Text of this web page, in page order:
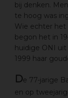
bij denken.
te hoog was
Wie echter het
begon het in
huidige ONI uit
1999 haar
De 77-jarige
en op